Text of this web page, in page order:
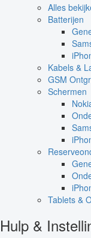
Alles
Batterijen
Kabels &
GSM
Schermen
Tablets &
Hulp &